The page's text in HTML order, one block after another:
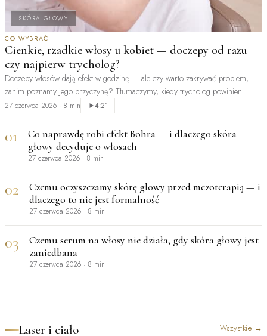
SKÓRA GŁOWY
CO WYBRAĆ
Cienkie, rzadkie włosy u kobiet — doczepy od razu
czy najpierw trycholog?
Doczepy włosów dają efekt w godzinę — ale czy warto zakrywać problem,
zanim poznamy jego przyczynę? Tłumaczymy, kiedy trycholog powinien
być…
27 czerwca 2026 · 8 min 4:21
01
Co naprawdę robi efekt Bohra — i dlaczego skóra
głowy decyduje o włosach
27 czerwca 2026 · 8 min
02
Czemu oczyszczamy skórę głowy przed mezoterapią — i
dlaczego to nie jest formalność
27 czerwca 2026 · 8 min
03
Czemu serum na włosy nie działa, gdy skóra głowy jest
zaniedbana
27 czerwca 2026 · 8 min
Laser i ciało Wszystkie →